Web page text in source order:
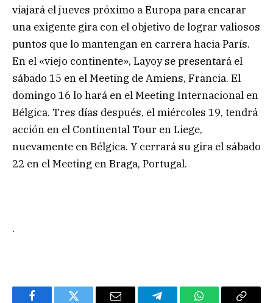
viajará el jueves próximo a Europa para encarar
una exigente gira con el objetivo de lograr valiosos
puntos que lo mantengan en carrera hacia París.
En el «viejo continente», Layoy se presentará el
sábado 15 en el Meeting de Amiens, Francia. El
domingo 16 lo hará en el Meeting Internacional en
Bélgica. Tres días después, el miércoles 19, tendrá
acción en el Continental Tour en Liege,
nuevamente en Bélgica. Y cerrará su gira el sábado
22 en el Meeting en Braga, Portugal.
.